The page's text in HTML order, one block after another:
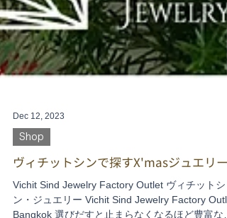
Dec 12, 2023
Shop
ヴィチットシンで探すX'masジュエリー